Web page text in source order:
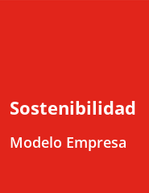
Sostenibilidad
Modelo Empresa